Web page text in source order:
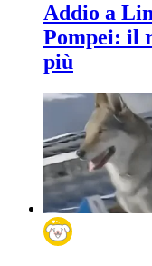
Addio a
Pompei: il
più